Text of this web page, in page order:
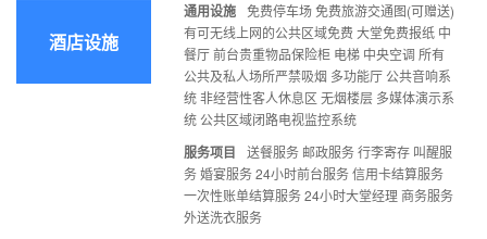
酒店设施
通用设施 免费停车场 免费旅游交通图(可赠送)
有可无线上网的公共区域免费 大堂免费报纸 中
餐厅 前台贵重物品保险柜 电梯 中央空调 所有
公共及私人场所严禁吸烟 多功能厅 公共音响系
统 非经营性客人休息区 无烟楼层 多媒体演示系
统 公共区域闭路电视监控系统
服务项目
送餐服务 邮政服务 行李寄存 叫醒服
务 婚宴服务 24小时前台服务 信用卡结算服务
一次性账单结算服务 24小时大堂经理 商务服务
外送洗衣服务